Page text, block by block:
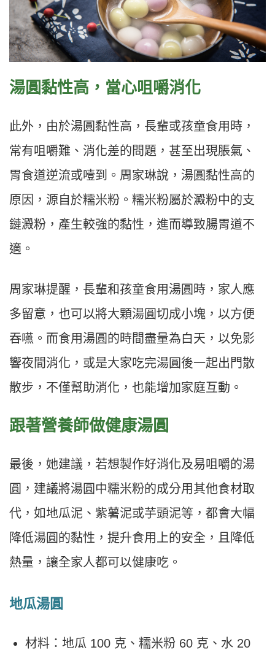
湯圓黏性高，當心咀嚼消化
此外，由於湯圓黏性高，長輩或孩童食用時，
常有咀嚼難、消化差的問題，甚至出現脹氣、
胃食道逆流或噎到。周家琳說，湯圓黏性高的
原因，源自於糯米粉。糯米粉屬於澱粉中的支
鏈澱粉，產生較強的黏性，進而導致腸胃道不
適。
周家琳提醒，長輩和孩童食用湯圓時，家人應
多留意，也可以將大顆湯圓切成小塊，以方便
吞嚥。而食用湯圓的時間盡量為白天，以免影
響夜間消化，或是大家吃完湯圓後一起出門散
散步，不僅幫助消化，也能增加家庭互動。
跟著營養師做健康湯圓
最後，她建議，若想製作好消化及易咀嚼的湯
圓，建議將湯圓中糯米粉的成分用其他食材取
代，如地瓜泥、紫薯泥或芋頭泥等，都會大幅
降低湯圓的黏性，提升食用上的安全，且降低
熱量，讓全家人都可以健康吃。
地瓜湯圓
材料：地瓜 100 克、糯米粉 60 克、水 20